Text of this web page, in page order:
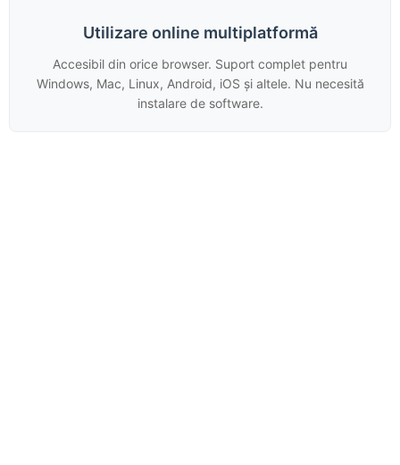
Utilizare online multiplatformă
Accesibil din orice browser. Suport complet pentru
Windows, Mac, Linux, Android, iOS și altele. Nu necesită
instalare de software.